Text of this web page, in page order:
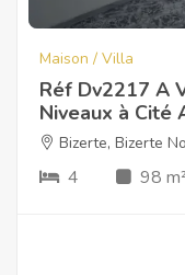
Maison / Villa
Réf Dv2217 A
Niveaux à Cité
Bizerte, Bizerte
4 98